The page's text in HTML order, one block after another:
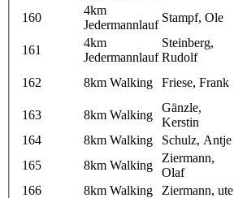
160
4km
Jedermannlauf
Stampf, Ole
161
4km
Jedermannlauf
Steinberg,
Rudolf
162 8km Walking Friese, Frank
163
8km Walking
Gänzle,
Kerstin
164
8km Walking Schulz, Antje
165
8km Walking
Ziermann,
Olaf
166
8km Walking Ziermann, ute